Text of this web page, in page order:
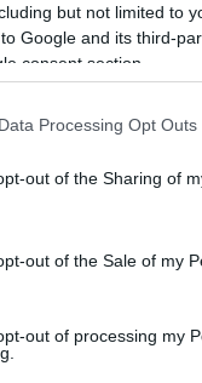
but not limited to
Google and its third-
consent section.
Processing Opt Outs
out of the Sharing of
out of the Sale of my
out of processing my
4/08/26
26